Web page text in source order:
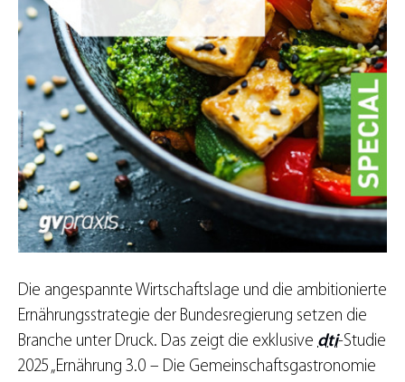
Die angespannte Wirtschaftslage und die ambitionierte
Ernährungsstrategie der Bundesregierung setzen die
Branche unter Druck. Das zeigt die exklusive dti-Studie
2025 „Ernährung 3.0 – Die Gemeinschaftsgastronomie